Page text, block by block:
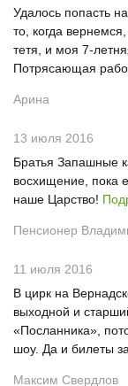
Удалось попасть
то, когда
тетя, и моя 7-
Потрясающая
Арина
13 июля 2016
Братья Запашные
восхищение, пока
наше Царство!
Пенсионер
11 июля 2016
В цирк на
выходной и
«Посланника»,
шоу. Да и билеты
Максим Свердлов